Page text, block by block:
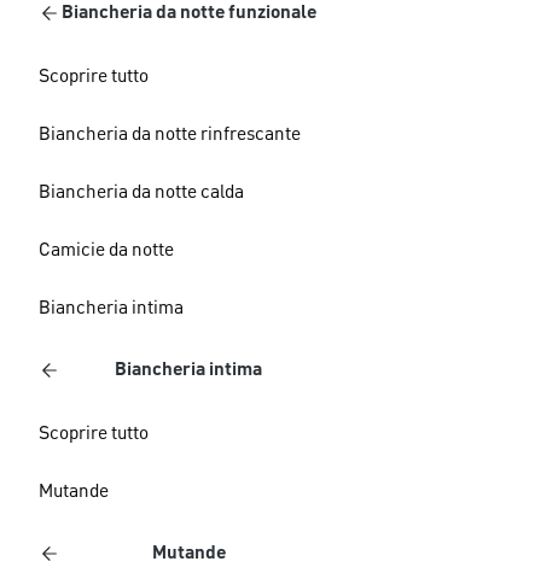
Biancheria da notte funzionale
Scoprire tutto
Biancheria da notte rinfrescante
Biancheria da notte calda
Camicie da notte
Biancheria intima
Biancheria intima
Scoprire tutto
Mutande
Mutande